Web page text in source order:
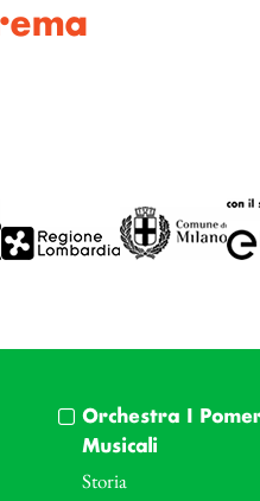
Orchestra I
Musicali
Storia